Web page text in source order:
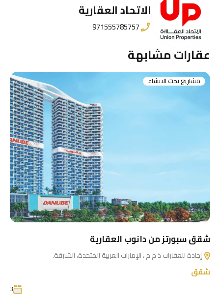
الاتحاد العقارية
971555785757
عقارات مشابهة
مشاريع تحت الانشاء
شقق سبورتز من دانوب العقارية
إجادة للعقارات ذ م م ، الإمارات العربية المتحدة، الشارقة.
شقق
3